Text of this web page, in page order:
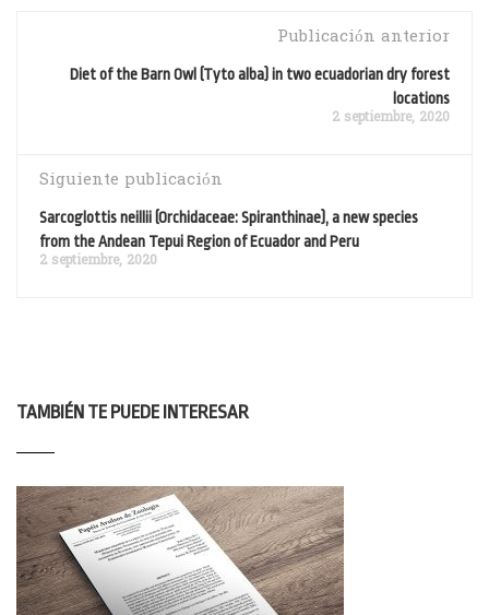
Publicación anterior
Diet of the Barn Owl (Tyto alba) in two ecuadorian dry forest
locations
2 septiembre, 2020
Siguiente publicación
Sarcoglottis neillii (Orchidaceae: Spiranthinae), a new species
from the Andean Tepui Region of Ecuador and Peru
2 septiembre, 2020
TAMBIÉN TE PUEDE INTERESAR